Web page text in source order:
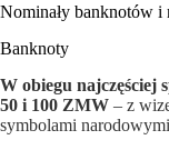
Nominały banknotów i
Banknoty
W obiegu najczęściej
50 i 100 ZMW – z
symbolami